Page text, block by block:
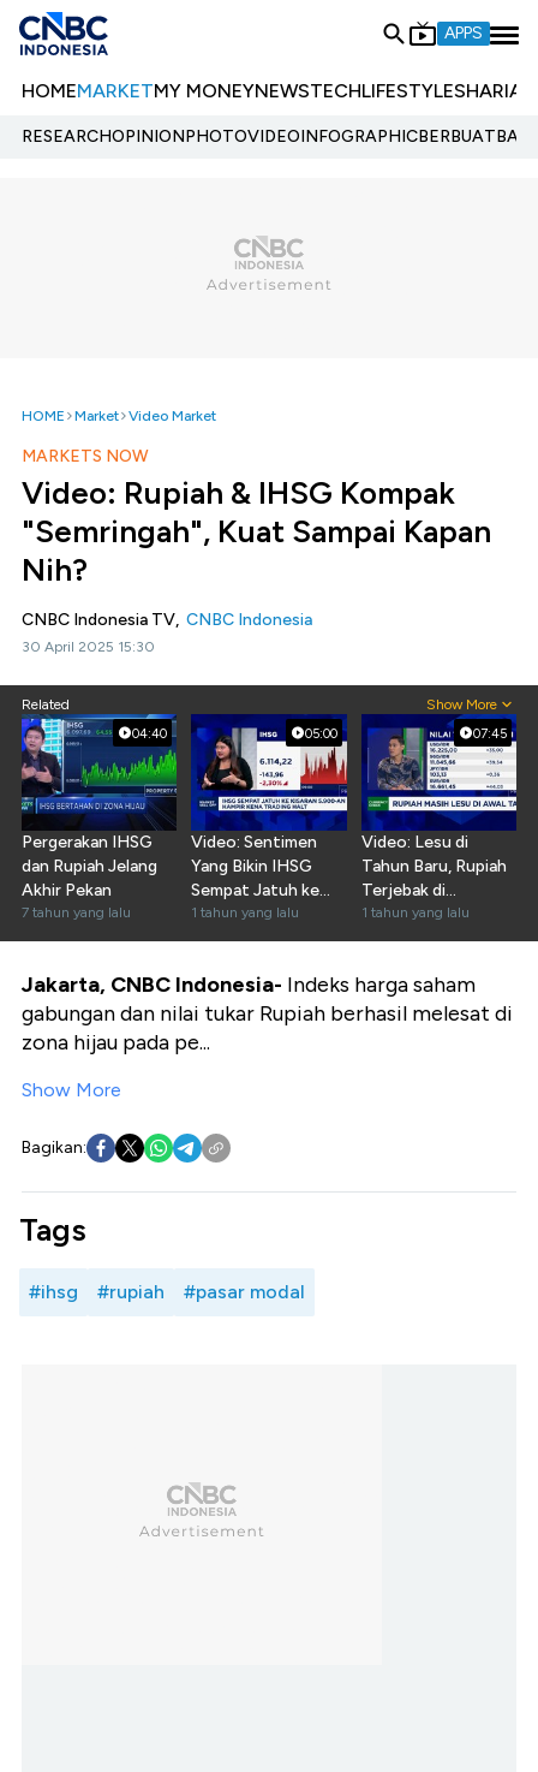
APPS
HOMEMARKETMY MONEYNEWSTECHLIFESTYLESHARIA
RESEARCHOPINIONPHOTOVIDEOINFOGRAPHIC
HOME Market Video Market
MARKETS NOW
Video: Rupiah & IHSG Kompak
"Semringah", Kuat Sampai Kapan
Nih?
CNBC Indonesia TV, CNBC Indonesia
30 April 2025 15:30
Related Show More
04:40
Pergerakan IHSG
dan Rupiah Jelang
Akhir Pekan
7 tahun yang lalu
05:00
Video: Sentimen
Yang Bikin IHSG
Sempat Jatuh ke
Kisaran 5.900-an
1 tahun yang lalu
07:45
Video: Lesu di
Tahun Baru, Rupiah
Terjebak di
Rp16.200-an Per
Dolar AS
1 tahun yang lalu
Jakarta, CNBC Indonesia- Indeks harga saham
gabungan dan nilai tukar Rupiah berhasil melesat di
zona hijau pada pe...
Show More
Bagikan:
Tags
#ihsg #rupiah #pasar modal